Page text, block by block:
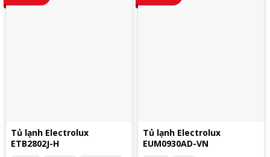
Tủ lạnh Electrolux
ETB2802J-H
Tủ lạnh Electrolux
EUM0930AD-VN